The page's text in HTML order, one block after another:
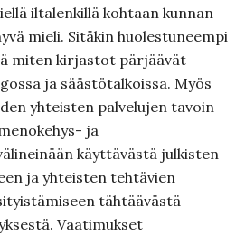
iltalenkillä kohtaan kunnan
mieli. Sitäkin huolestuneempi
miten kirjastot pärjäävät
ja säästötalkoissa. Myös
yhteisten palvelujen tavoin
ja
käyttävästä julkisten
ja yhteisten tehtävien
tähtäävästä
Vaatimukset